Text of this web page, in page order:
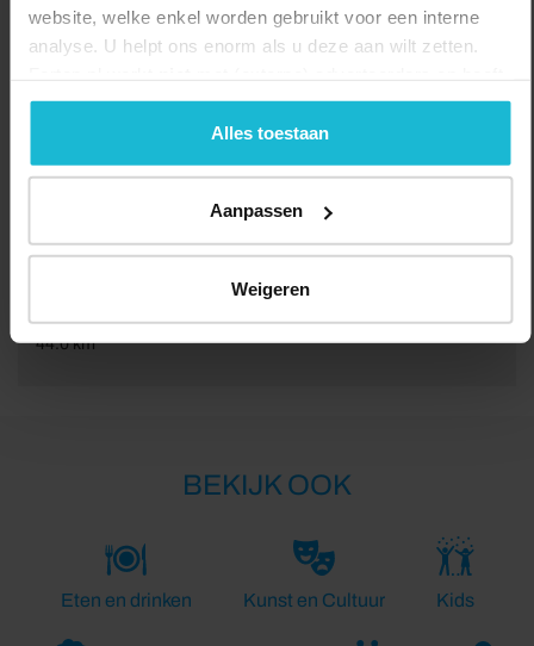
website, welke enkel worden gebruikt voor een interne
analyse. U helpt ons enorm als u deze aan wilt zetten.
geen commerciële doelstelling. U kunt deze cookies via
de knoppen accepteren, beheren of weigeren.
Alles toestaan
Aanpassen
Weigeren
44.0 km
BEKIJK OOK
Eten en drinken Kunst en Cultuur Kids